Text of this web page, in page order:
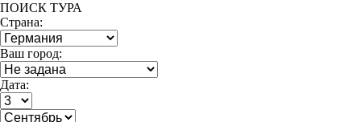
ПОИСК ТУРА
Страна:
Ваш город:
Дата: